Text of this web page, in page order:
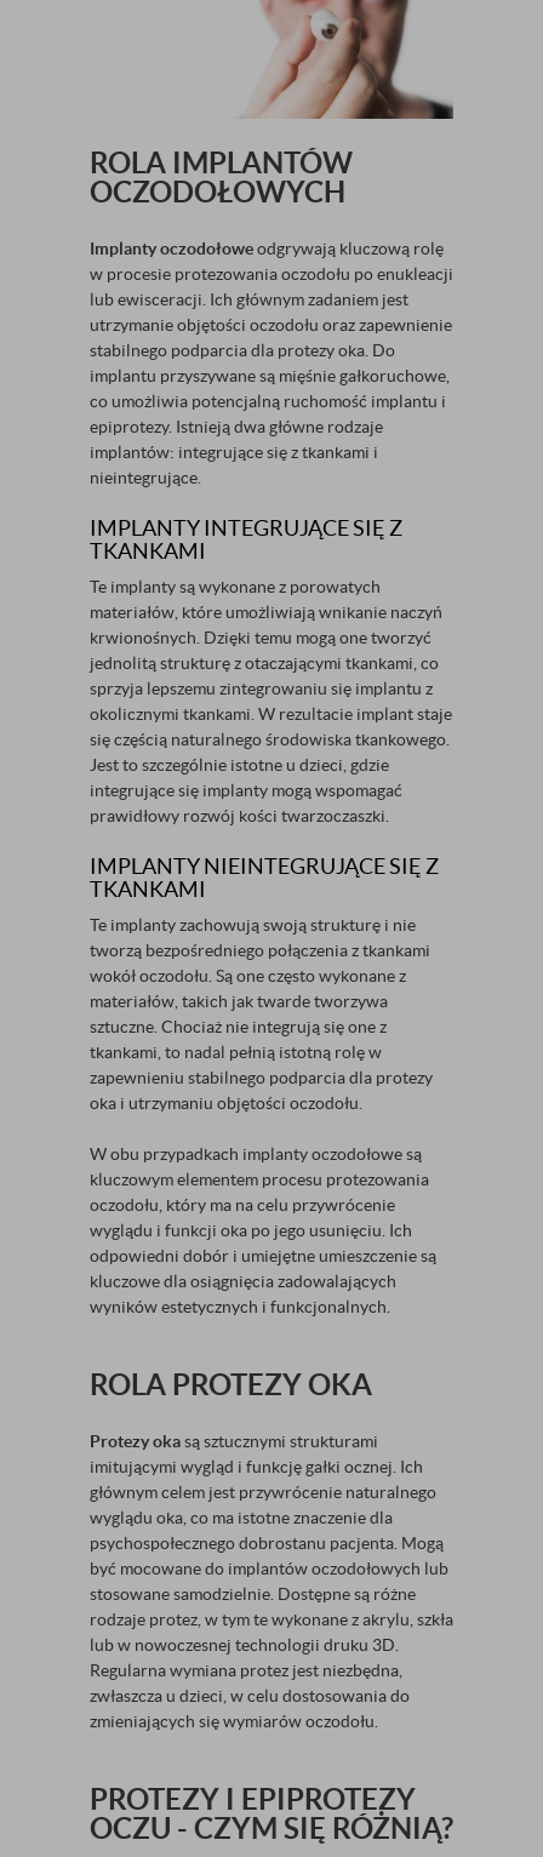
ROLA IMPLANTÓW
OCZODOŁOWYCH
Implanty oczodołoweodgrywają kluczową rolę
w procesie protezowania oczodołu po enukleacji
lub ewisceracji. Ich głównym zadaniem jest
utrzymanie objętości oczodołu oraz zapewnienie
stabilnego podparcia dla protezy oka. Do
implantu przyszywane są mięśnie gałkoruchowe,
co umożliwia potencjalną ruchomość implantu i
epiprotezy. Istnieją dwa główne rodzaje
implantów: integrujące się z tkankami i
nieintegrujące.
IMPLANTY INTEGRUJĄCE SIĘ Z
TKANKAMI
Te implanty są wykonane z porowatych
materiałów, które umożliwiają wnikanie naczyń
krwionośnych. Dzięki temu mogą one tworzyć
jednolitą strukturę z otaczającymi tkankami, co
sprzyja lepszemu zintegrowaniu się implantu z
okolicznymi tkankami. W rezultacie implant staje
się częścią naturalnego środowiska tkankowego.
Jest to szczególnie istotne u dzieci, gdzie
integrujące się implanty mogą wspomagać
prawidłowy rozwój kości twarzoczaszki.
IMPLANTY NIEINTEGRUJĄCE SIĘ Z
TKANKAMI
Te implanty zachowują swoją strukturę i nie
tworzą bezpośredniego połączenia z tkankami
wokół oczodołu. Są one często wykonane z
materiałów, takich jak twarde tworzywa
sztuczne. Chociaż nie integrują się one z
tkankami, to nadal pełnią istotną rolę w
zapewnieniu stabilnego podparcia dla protezy
oka i utrzymaniu objętości oczodołu.
W obu przypadkach implanty oczodołowe są
kluczowym elementem procesu protezowania
oczodołu, który ma na celu przywrócenie
wyglądu i funkcji oka po jego usunięciu. Ich
odpowiedni dobór i umiejętne umieszczenie są
kluczowe dla osiągnięcia zadowalających
wyników estetycznych i funkcjonalnych.
ROLA PROTEZY OKA
Protezy okasą sztucznymi strukturami
imitującymi wygląd i funkcję gałki ocznej. Ich
głównym celem jest przywrócenie naturalnego
wyglądu oka, co ma istotne znaczenie dla
psychospołecznego dobrostanu pacjenta. Mogą
być mocowane do implantów oczodołowych lub
stosowane samodzielnie. Dostępne są różne
rodzaje protez, w tym te wykonane z akrylu, szkła
lub w nowoczesnej technologii druku 3D.
Regularna wymiana protez jest niezbędna,
zwłaszcza u dzieci, w celu dostosowania do
zmieniających się wymiarów oczodołu.
PROTEZY I EPIPROTEZY
OCZU - CZYM SIĘ RÓŻNIĄ?